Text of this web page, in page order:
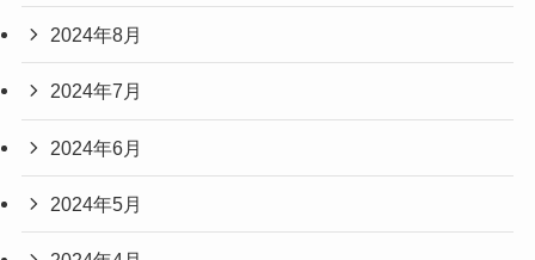
2024年8月
2024年7月
2024年6月
2024年5月